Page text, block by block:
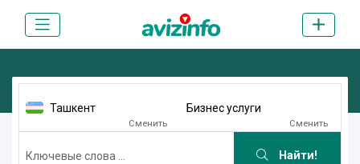
Ташкент
Сменить
Бизнес услуги
Сменить
Найти!